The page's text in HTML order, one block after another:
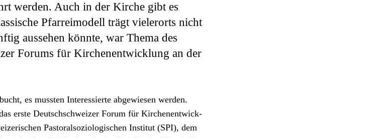
werden. Auch in der Kirche gibt es
Pfarreimodell trägt vielerorts nicht
aussehen könnte, war Thema des
Forums für Kirchenentwicklung an der
es mussten Inter­essierte abgewiesen wer­den.
erste Deutschschweiz­er Forum für Kirch­enen­twick­
Pas­toral­sozi­ol­o­gis­chen Insti­tut (SPI), dem